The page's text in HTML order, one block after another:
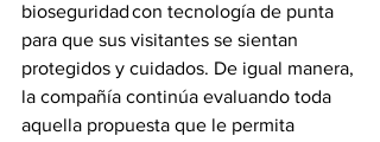
bioseguridad con tecnología de punta
para que sus visitantes se sientan
protegidos y cuidados. De igual manera,
la compañía continúa evaluando toda
aquella propuesta que le permita